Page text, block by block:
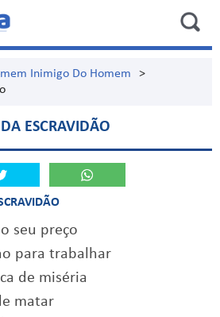
Inimigo Do Homem
>
ESCRAVIDÃO
seu preço
para trabalhar
de miséria
matar